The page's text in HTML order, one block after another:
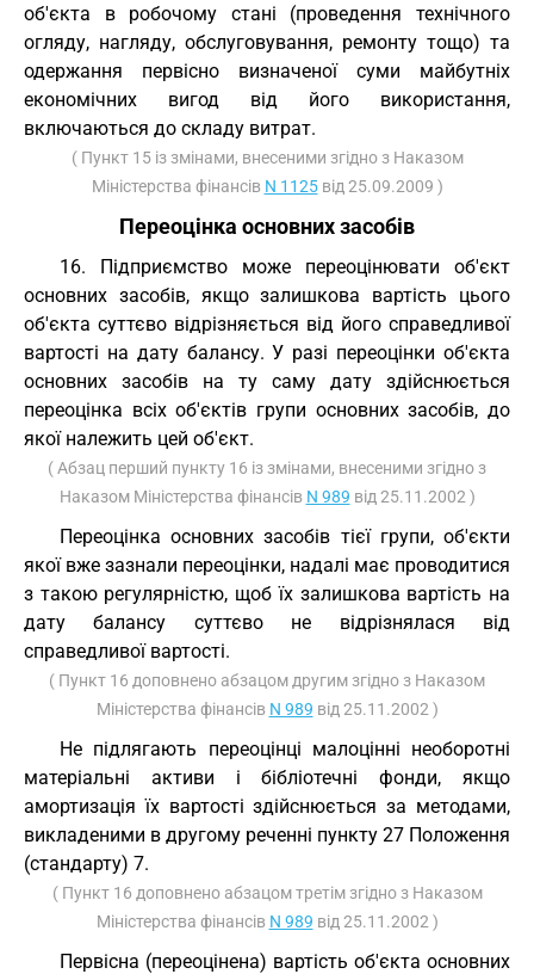
об'єкта в робочому стані (проведення технічного
огляду, нагляду, обслуговування, ремонту тощо) та
одержання первісно визначеної суми майбутніх
економічних вигод від його використання,
включаються до складу витрат.
( Пункт 15 із змінами, внесеними згідно з Наказом
Міністерства фінансів N 1125від 25.09.2009 )
Переоцінка основних засобів
16. Підприємство може переоцінювати об'єкт
основних засобів, якщо залишкова вартість цього
об'єкта суттєво відрізняється від його справедливої
вартості на дату балансу. У разі переоцінки об'єкта
основних засобів на ту саму дату здійснюється
переоцінка всіх об'єктів групи основних засобів, до
якої належить цей об'єкт.
( Абзац перший пункту 16 із змінами, внесеними згідно з
Наказом Міністерства фінансів N 989 від 25.11.2002 )
Переоцінка основних засобів тієї групи, об'єкти
якої вже зазнали переоцінки, надалі має проводитися
з такою регулярністю, щоб їх залишкова вартість на
дату балансу суттєво не відрізнялася від
справедливої вартості.
( Пункт 16 доповнено абзацом другим згідно з Наказом
Міністерства фінансів N 989 від 25.11.2002 )
Не підлягають переоцінці малоцінні необоротні
матеріальні активи і бібліотечні фонди, якщо
амортизація їх вартості здійснюється за методами,
викладеними в другому реченні пункту 27 Положення
(стандарту) 7.
( Пункт 16 доповнено абзацом третім згідно з Наказом
Міністерства фінансів N 989 від 25.11.2002 )
Первісна (переоцінена) вартість об'єкта основних